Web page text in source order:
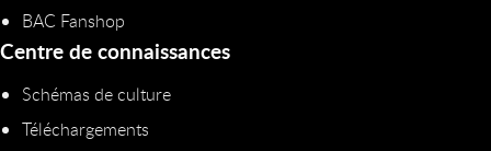
BAC Fanshop
Centre de connaissances
Schémas de culture
Téléchargements